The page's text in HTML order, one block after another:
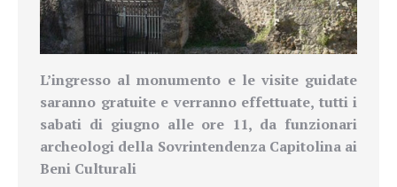
L’ingresso al monumento e le visite guidate
saranno gratuite e verranno effettuate, tutti i
sabati di giugno alle ore 11, da funzionari
archeologi della Sovrintendenza Capitolina ai
Beni Culturali